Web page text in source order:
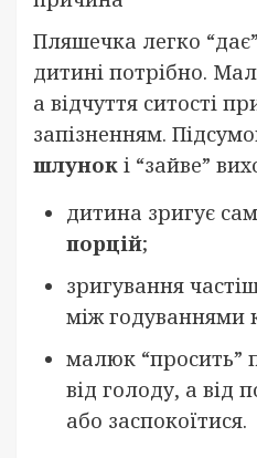
Пляшечка легко
дитині потрібно.
а відчуття ситості
запізненням.
шлунок і “зайве”
дитина зригує
порцій;
зригування
між годуваннями
малюк “просить”
від голоду, а від
або заспокоїтися.